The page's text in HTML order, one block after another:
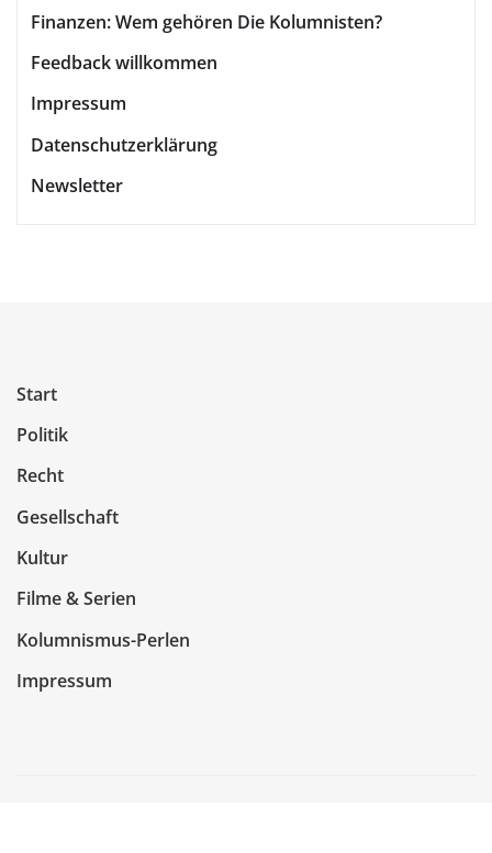
Finanzen: Wem gehören Die Kolumnisten?
Feedback willkommen
Impressum
Datenschutzerklärung
Newsletter
Start
Politik
Recht
Gesellschaft
Kultur
Filme & Serien
Kolumnismus-Perlen
Impressum